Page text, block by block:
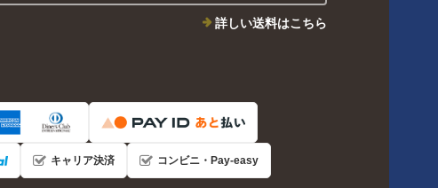
詳しい送料はこちら
キャリア決済 コンビニ・Pay-easy